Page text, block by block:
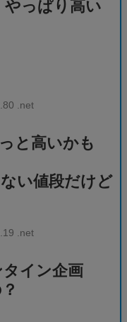
やっぱり高い
.net
と高いかも
い値段だけど
.net
イン企画